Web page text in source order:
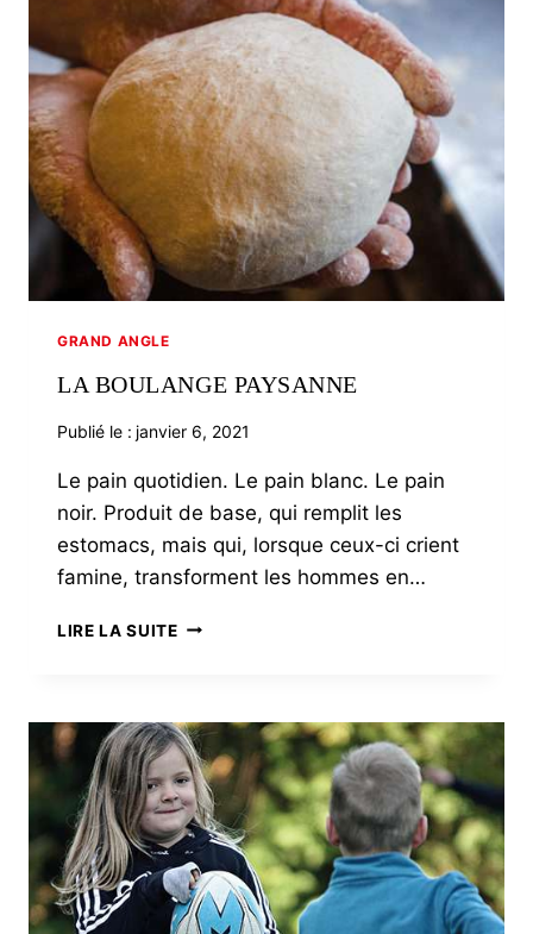
GRAND ANGLE
LA BOULANGE PAYSANNE
Publié le : janvier 6, 2021
Le pain quotidien. Le pain blanc. Le pain
noir. Produit de base, qui remplit les
estomacs, mais qui, lorsque ceux-ci crient
famine, transforment les hommes en…
LIRE LA SUITELA